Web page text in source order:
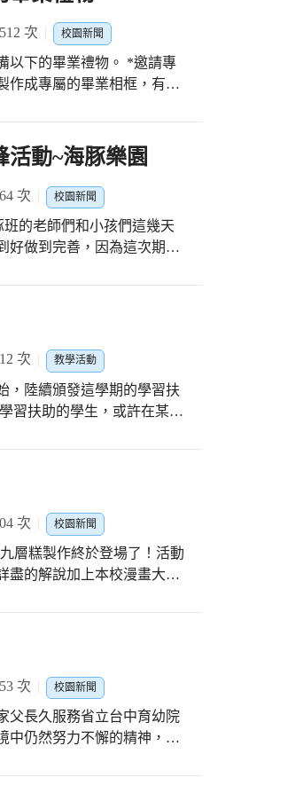
次 校園新聞
以下的畢業禮物。 *邀請專
作成專屬的畢業相框，有質
畢業證書夾裡夾著畢業生
著證書裡的文字，也會讓
府專門為臺中市公私立幼
的期許，恭禧畢業生從幼兒
活，翱翔於多元豐富的學
是讀忠孝附幼專屬的畢業禮
動~海豚樂園
次 校園新聞
的老師們和小孩們這幾天
好做到完善，因為這次期末
的8個關卡，拍攝成影片，
行體驗，長頸鹿班的師生們
忠孝附幼班級數多的好
午就是海豚班邀請家人們入
是要彎下腰來、低下頭來仔
分別擔任，看著幼兒們認真
次 教學活動
，陸續頒發這學期的學習扶
習扶助的學生，或許在某個
，這週大家的笑靨耀眼到
次 校園新聞
層糕製作終於登場了！活動
盡的解說加上本校漫畫大師
就耐心的先倒入一層白漿
凝固，如此步驟重複直到九
、十二層的都有，大家也
次 校園新聞
父長久服務省立台中育幼院
中仍然努力不懈的精神，特